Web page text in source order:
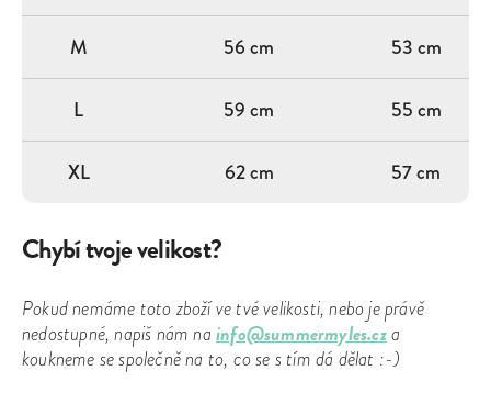
M 56 cm 53 cm
L 59 cm 55 cm
XL 62 cm 57 cm
Chybí tvoje velikost?
Pokud nemáme toto zboží ve tvé velikosti, nebo je právě
nedostupné, napiš nám na info@summermyles.cza
koukneme se společně na to, co se s tím dá dělat :-)